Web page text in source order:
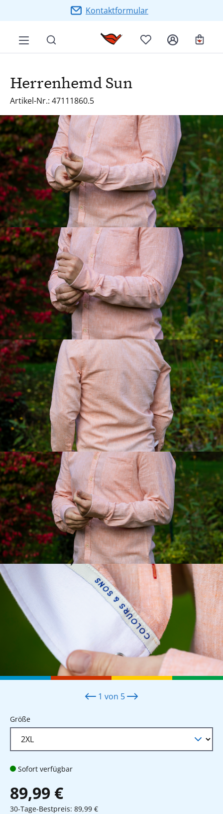
Zum Hauptinhalt springenKontaktformular
Herrenhemd Sun
Artikel-Nr.: 47111860.5
Bildergalerie überspringen
1 von 5
Größeauswählen
Sofort verfügbar
89,99 €
30-Tage-Bestpreis: 89,99 €